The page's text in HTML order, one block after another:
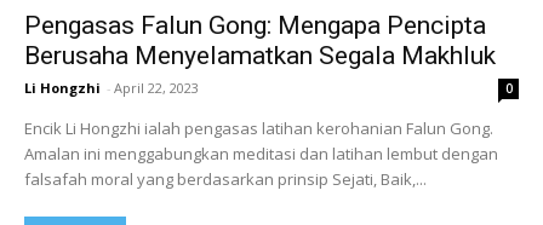
Pengasas Falun Gong: Mengapa Pencipta
Berusaha Menyelamatkan Segala Makhluk
Li Hongzhi - April 22, 2023 0
Encik Li Hongzhi ialah pengasas latihan kerohanian Falun Gong.
Amalan ini menggabungkan meditasi dan latihan lembut dengan
falsafah moral yang berdasarkan prinsip Sejati, Baik,...